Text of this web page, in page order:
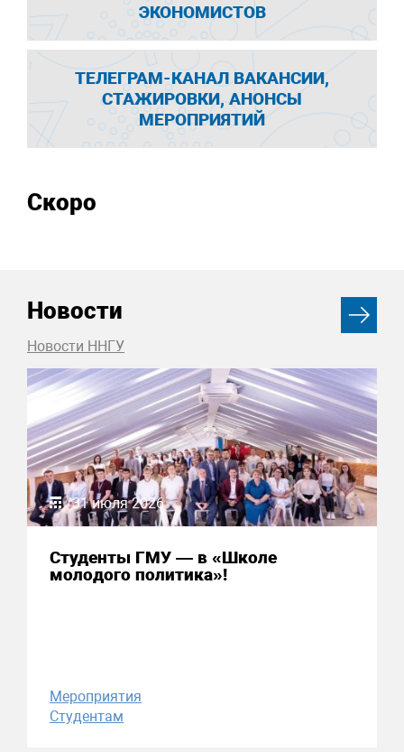
ЭКОНОМИСТОВ
ТЕЛЕГРАМ-КАНАЛ ВАКАНСИИ,
СТАЖИРОВКИ, АНОНСЫ
МЕРОПРИЯТИЙ
Скоро
Новости
Новости ННГУ
31 июля 2026
Студенты ГМУ — в «Школе
молодого политика»!
Мероприятия
Студентам